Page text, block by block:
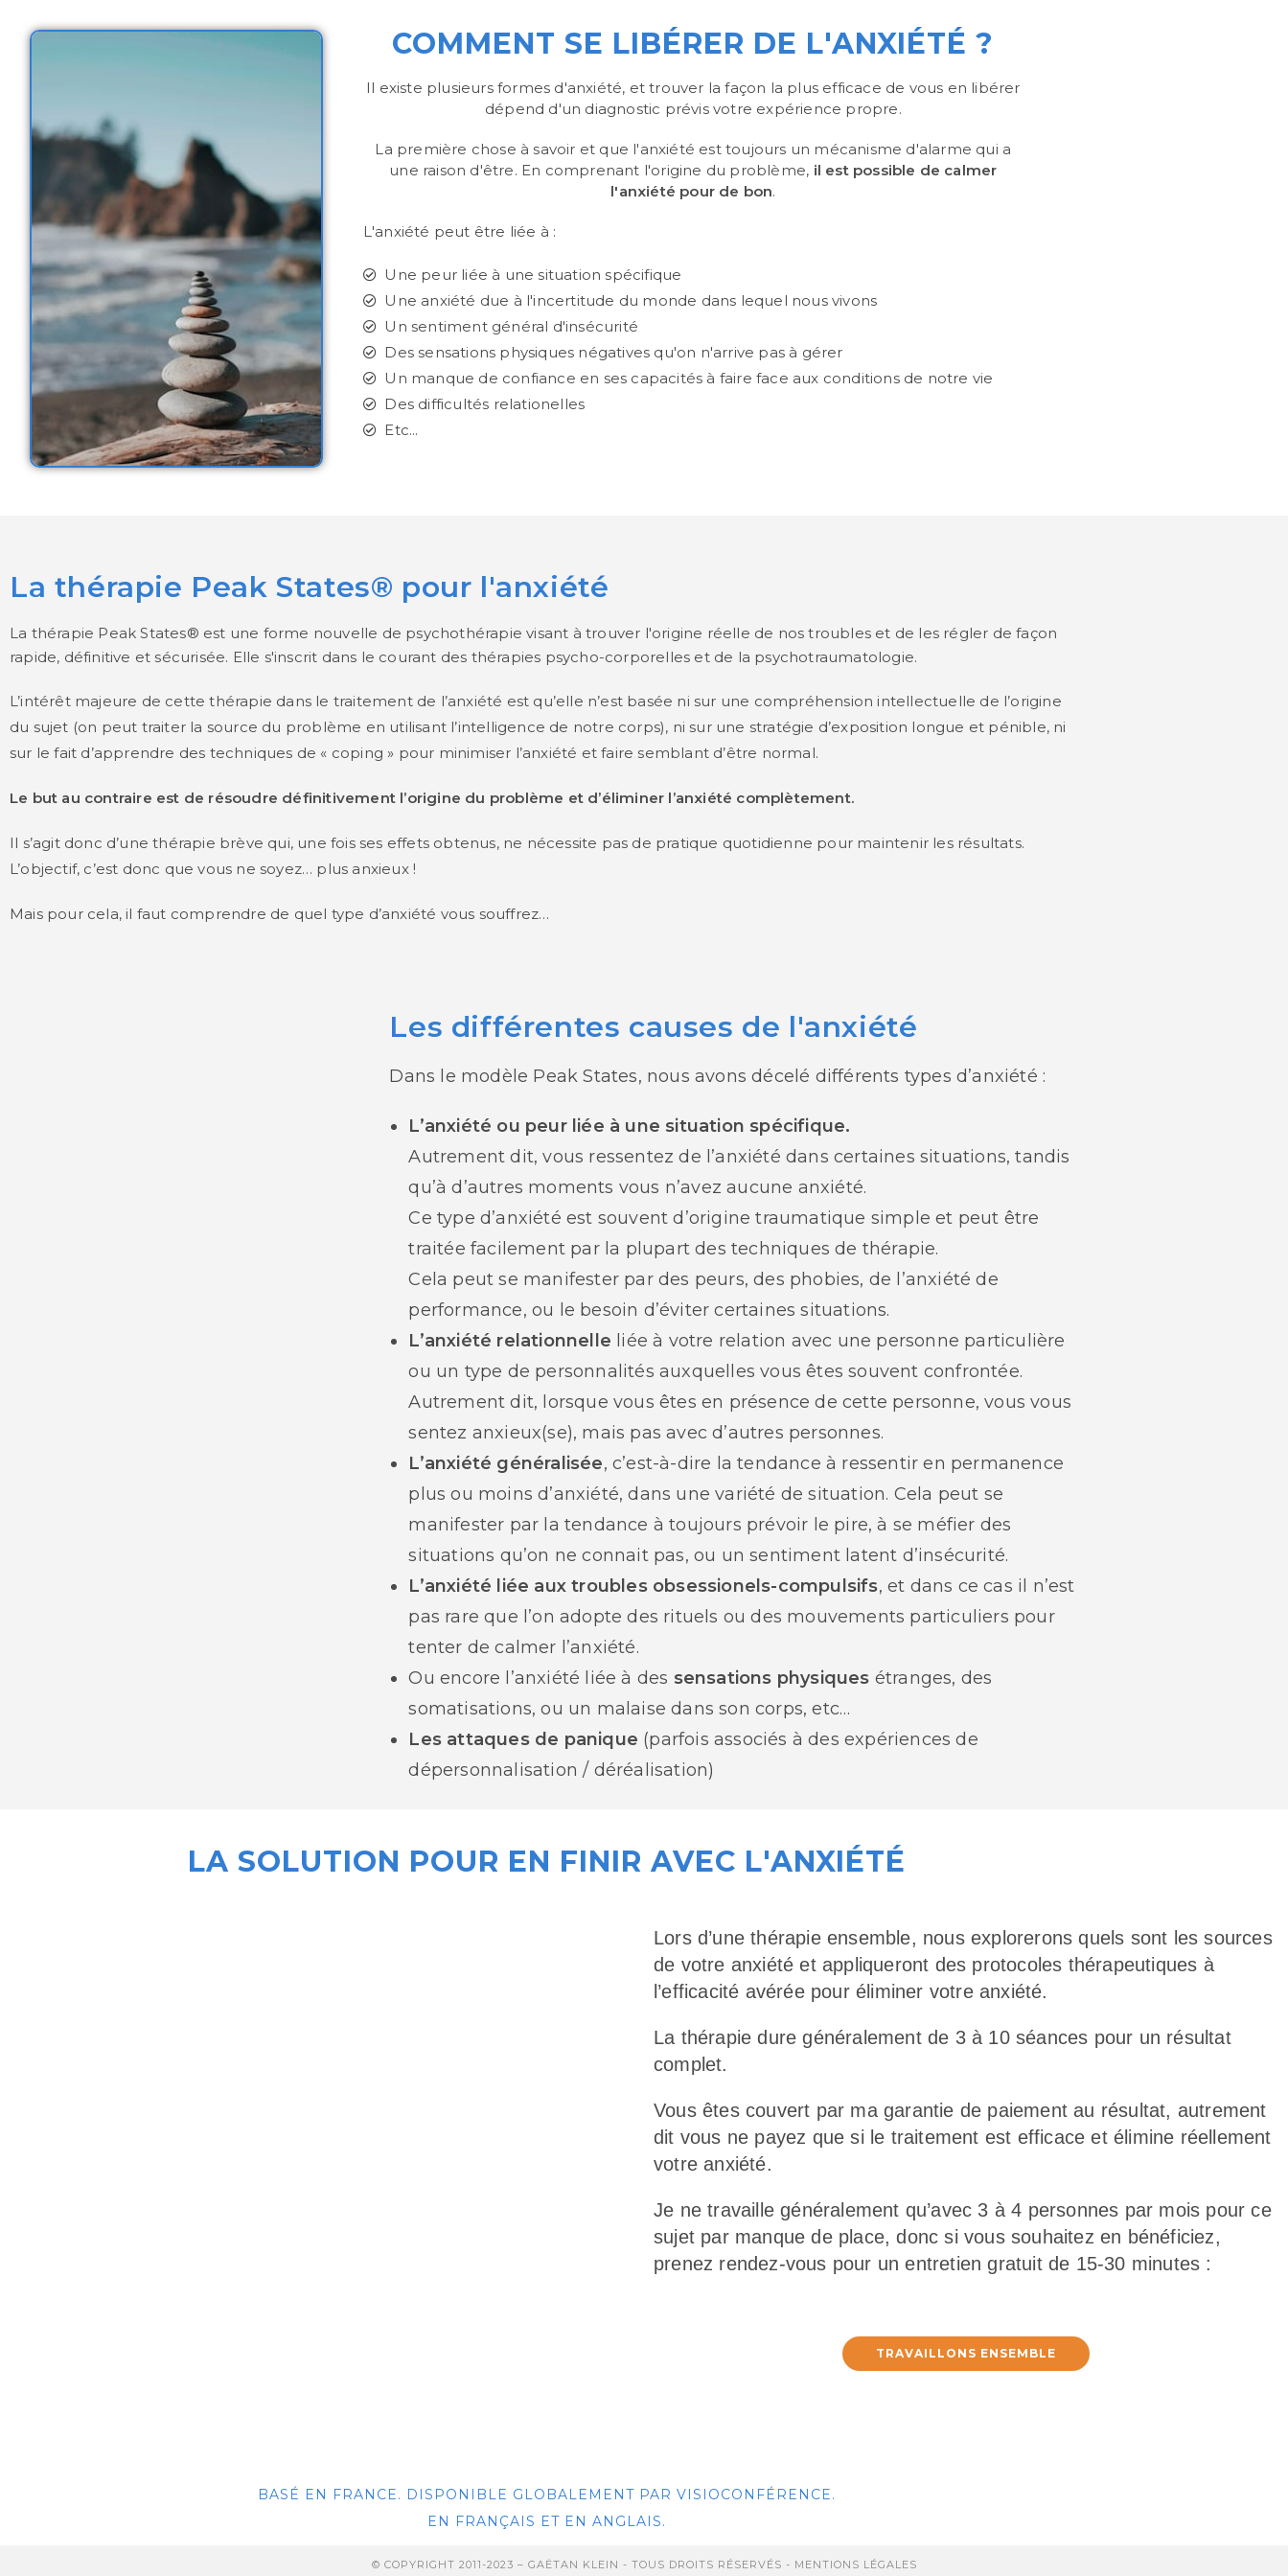
COMMENT SE LIBÉRER DE L'ANXIÉTÉ ?
Il existe plusieurs formes d'anxiété, et trouver la façon la plus efficace de vous en libérer
dépend d'un diagnostic prévis votre expérience propre.
La première chose à savoir et que l'anxiété est toujours un mécanisme d'alarme qui a
une raison d'être. En comprenant l'origine du problème, il est possible de calmer
l'anxiété pour de bon.
L'anxiété peut être liée à :
Une peur liée à une situation spécifique
Une anxiété due à l'incertitude du monde dans lequel nous vivons
Un sentiment général d'insécurité
Des sensations physiques négatives qu'on n'arrive pas à gérer
Un manque de confiance en ses capacités à faire face aux conditions de notre vie
Des difficultés relationelles
Etc...
La thérapie Peak States® pour l'anxiété
La thérapie Peak States® est une forme nouvelle de psychothérapie visant à trouver l'origine réelle de nos troubles et de les régler de façon
rapide, définitive et sécurisée. Elle s'inscrit dans le courant des thérapies psycho-corporelles et de la psychotraumatologie.
L’intérêt majeure de cette thérapie dans le traitement de l’anxiété est qu’elle n’est basée ni sur une compréhension intellectuelle de l’origine
du sujet (on peut traiter la source du problème en utilisant l’intelligence de notre corps), ni sur une stratégie d’exposition longue et pénible, ni
sur le fait d’apprendre des techniques de « coping » pour minimiser l’anxiété et faire semblant d’être normal.
Le but au contraire est de résoudre définitivement l’origine du problème et d’éliminer l’anxiété complètement.
Il s’agit donc d’une thérapie brève qui, une fois ses effets obtenus, ne nécessite pas de pratique quotidienne pour maintenir les résultats.
L’objectif, c’est donc que vous ne soyez… plus anxieux !
Mais pour cela, il faut comprendre de quel type d’anxiété vous souffrez…
Les différentes causes de l'anxiété
Dans le modèle Peak States, nous avons décelé différents types d’anxiété :
L’anxiété ou peur liée à une situation spécifique.
Autrement dit, vous ressentez de l’anxiété dans certaines situations, tandis
qu’à d’autres moments vous n’avez aucune anxiété.
Ce type d’anxiété est souvent d’origine traumatique simple et peut être
traitée facilement par la plupart des techniques de thérapie.
Cela peut se manifester par des peurs, des phobies, de l’anxiété de
performance, ou le besoin d’éviter certaines situations.
L’anxiété relationnelle liée à votre relation avec une personne particulière
ou un type de personnalités auxquelles vous êtes souvent confrontée.
Autrement dit, lorsque vous êtes en présence de cette personne, vous vous
sentez anxieux(se), mais pas avec d’autres personnes.
L’anxiété généralisée, c’est-à-dire la tendance à ressentir en permanence
plus ou moins d’anxiété, dans une variété de situation. Cela peut se
manifester par la tendance à toujours prévoir le pire, à se méfier des
situations qu’on ne connait pas, ou un sentiment latent d’insécurité.
L’anxiété liée aux troubles obsessionels-compulsifs, et dans ce cas il n’est
pas rare que l’on adopte des rituels ou des mouvements particuliers pour
tenter de calmer l’anxiété.
Ou encore l’anxiété liée à des sensations physiques étranges, des
somatisations, ou un malaise dans son corps, etc…
Les attaques de panique (parfois associés à des expériences de
dépersonnalisation / déréalisation)
LA SOLUTION POUR EN FINIR AVEC L'ANXIÉTÉ
Lors d’une thérapie ensemble, nous explorerons quels sont les sources
de votre anxiété et appliqueront des protocoles thérapeutiques à
l’efficacité avérée pour éliminer votre anxiété.
La thérapie dure généralement de 3 à 10 séances pour un résultat
complet.
Vous êtes couvert par ma garantie de paiement au résultat, autrement
dit vous ne payez que si le traitement est efficace et élimine réellement
votre anxiété.
Je ne travaille généralement qu’avec 3 à 4 personnes par mois pour ce
sujet par manque de place, donc si vous souhaitez en bénéficiez,
prenez rendez-vous pour un entretien gratuit de 15-30 minutes :
TRAVAILLONS ENSEMBLE
BASÉ EN FRANCE. DISPONIBLE GLOBALEMENT PAR VISIOCONFÉRENCE.
EN FRANÇAIS ET EN ANGLAIS.
© COPYRIGHT 2011-2023 – GAËTAN KLEIN - TOUS DROITS RÉSERVÉS - MENTIONS LÉGALES